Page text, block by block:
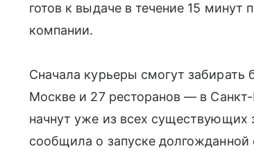
готов к выдаче в течение 15
компании.
Сначала курьеры смогут забирать
Москве и 27 ресторанов — в
начнут уже из всех существующих
сообщила о запуске